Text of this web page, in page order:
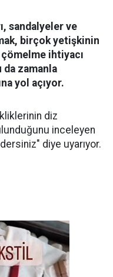
sandalyeler ve
birçok yetişkinin
ihtiyacı
da zamanla
yol açıyor.
diz
inceleyen
diye uyarıyor.